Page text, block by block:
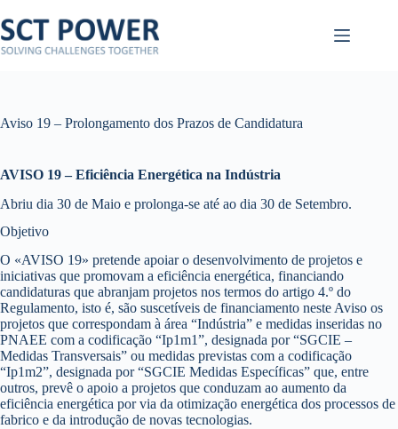
para
o
conteúdo
Aviso 19 – Prolongamento dos Prazos de Candidatura
AVISO 19 – Eficiência Energética na Indústria
Abriu dia 30 de Maio e prolonga-se até ao dia 30 de Setembro.
Objetivo
O «AVISO 19» pretende apoiar o desenvolvimento de projetos e
iniciativas que promovam a eficiência energética, financiando
candidaturas que abranjam projetos nos termos do artigo 4.º do
Regulamento, isto é, são suscetíveis de financiamento neste Aviso os
projetos que correspondam à área “Indústria” e medidas inseridas no
PNAEE com a codificação “Ip1m1”, designada por “SGCIE –
Medidas Transversais” ou medidas previstas com a codificação
“Ip1m2”, designada por “SGCIE Medidas Específicas” que, entre
outros, prevê o apoio a projetos que conduzam ao aumento da
eficiência energética por via da otimização energética dos processos de
fabrico e da introdução de novas tecnologias.